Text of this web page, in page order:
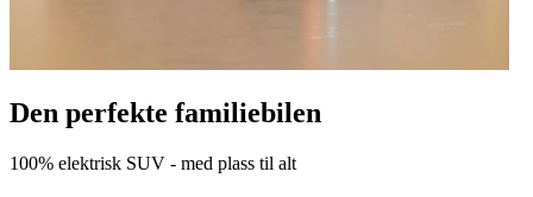
Den perfekte familiebilen
100% elektrisk SUV - med plass til alt